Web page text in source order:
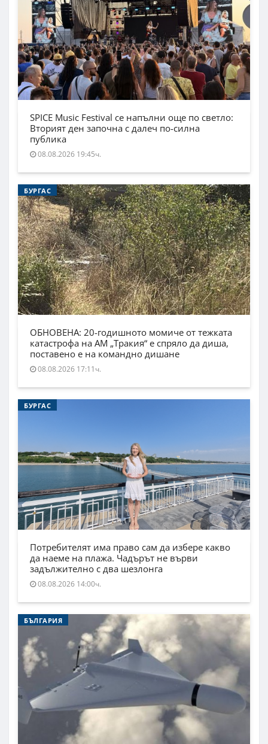
SPICE Music Festival се напълни още по светло:
Вторият ден започна с далеч по-силна
публика
08.08.2026 19:45ч.
БУРГАС
ОБНОВЕНА: 20-годишното момиче от тежката
катастрофа на АМ „Тракия“ е спряло да диша,
поставено е на командно дишане
08.08.2026 17:11ч.
БУРГАС
Потребителят има право сам да избере какво
да наеме на плажа. Чадърът не върви
задължително с два шезлонга
08.08.2026 14:00ч.
БЪЛГАРИЯ